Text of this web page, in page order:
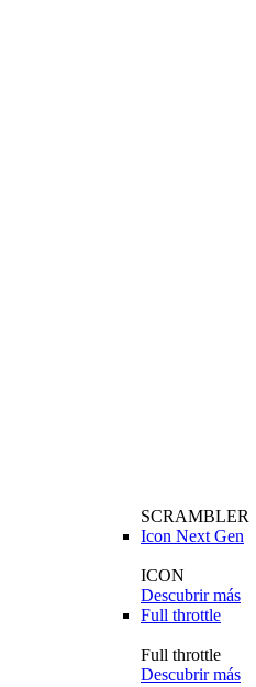
SCRAMBLER
Icon Next Gen
ICON
Descubrir más
Full throttle
Full throttle
Descubrir más